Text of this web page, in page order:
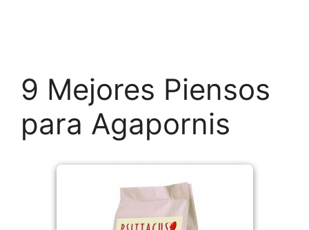
9 Mejores Piensos
para Agapornis